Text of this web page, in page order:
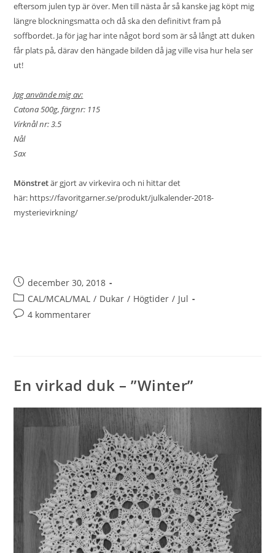
eftersom julen typ är över. Men till nästa år så kanske jag köpt mig
längre blockningsmatta och då ska den definitivt fram på
soffbordet. Ja för jag har inte något bord som är så långt att duken
får plats på, därav den hängade bilden då jag ville visa hur hela ser
ut!
Jag använde mig av:
Catona 500g, färgnr: 115
Virknål nr: 3.5
Nål
Sax
Mönstretär gjort av virkevira och ni hittar det
här: https://favoritgarner.se/produkt/julkalender-2018-
mysterievirkning/
december 30, 2018
CAL/MCAL/MAL / Dukar / Högtider / Jul
4 kommentarer
En virkad duk – ”Winter”